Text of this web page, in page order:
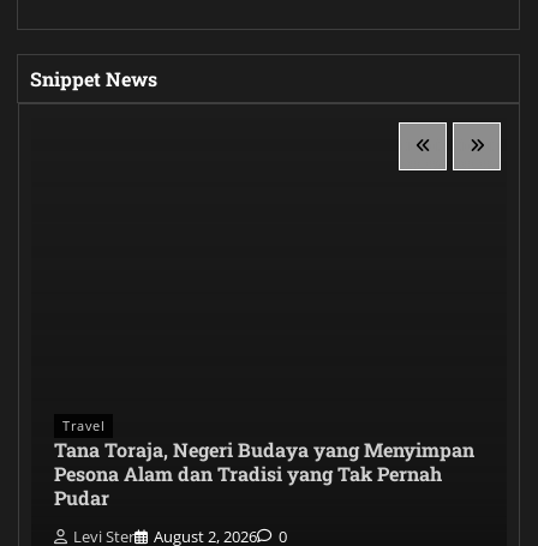
Snippet News
Travel
Tana Toraja, Negeri Budaya yang Menyimpan
Pesona Alam dan Tradisi yang Tak Pernah
Pudar
Levi Ster August 2, 2026 0